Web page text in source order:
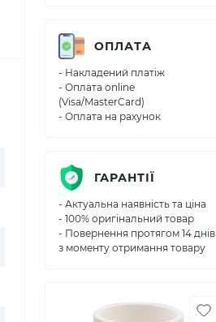
ОПЛАТА
- Накладений платіж
- Оплата online
(Visa/MasterCard)
- Оплата на рахунок
ГАРАНТІЇ
- Актуальна наявність та ціна
- 100% оригінальний товар
- Повернення протягом 14 днів
з моменту отримання товару